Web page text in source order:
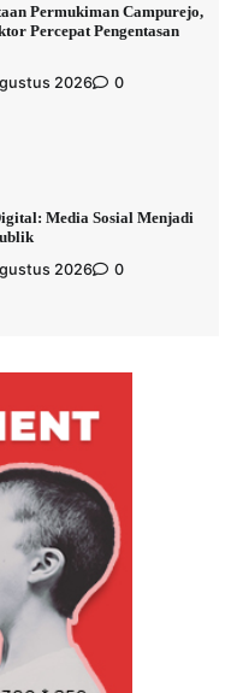
Permukiman Campurejo,
Percepat Pengentasan
2026 0
Media Sosial Menjadi
2026 0